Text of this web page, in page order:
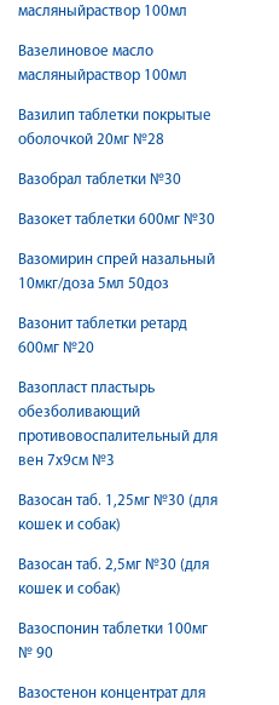
масляныйраствор 100мл
Вазелиновое масло
масляныйраствор 100мл
Вазилип таблетки покрытые
оболочкой 20мг №28
Вазобрал таблетки №30
Вазокет таблетки 600мг №30
Вазомирин спрей назальный
10мкг/доза 5мл 50доз
Вазонит таблетки ретард
600мг №20
Вазопласт пластырь
обезболивающий
противовоспалительный для
вен 7x9см №3
Вазосан таб. 1,25мг №30 (для
кошек и собак)
Вазосан таб. 2,5мг №30 (для
кошек и собак)
Вазоспонин таблетки 100мг
№ 90
Вазостенон концентрат для